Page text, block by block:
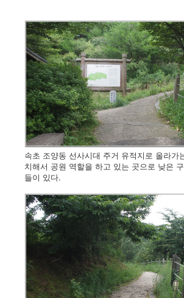
속초 조양동 선사시대 주거 유적지로 올라가
치해서 공원 역할을 하고 있는 곳으로 낮은
들이 있다.